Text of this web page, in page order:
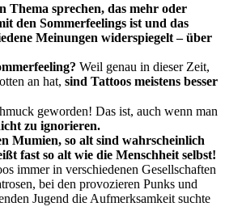
Thema sprechen, das mehr oder
den Sommerfeelings ist und das
Meinungen widerspiegelt – über
Weil genau in dieser Zeit,
an hat, sind Tattoos meistens besser
geworden! Das ist, auch wenn man
zu ignorieren.
Mumien, so alt sind wahrscheinlich
fast so alt wie die Menschheit selbst!
immer in verschiedenen Gesellschaften
bei den provozieren Punks und
Jugend die Aufmerksamkeit suchte